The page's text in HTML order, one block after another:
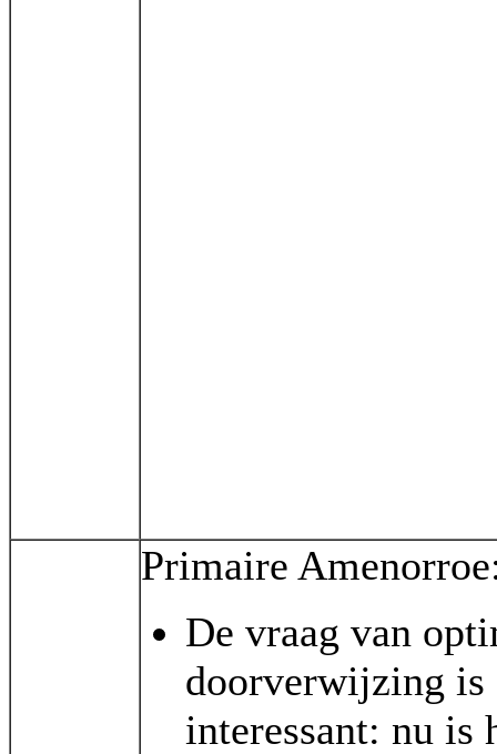
Primaire
De vraag van
doorverwijzing is
interessant: nu is